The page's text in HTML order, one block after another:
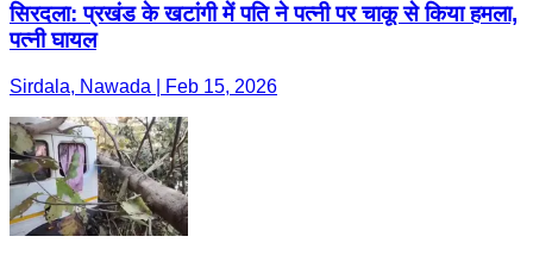
सिरदला: प्रखंड के खटांगी में पति ने पत्नी पर चाकू से किया हमला,
पत्नी घायल
Sirdala, Nawada | Feb 15, 2026